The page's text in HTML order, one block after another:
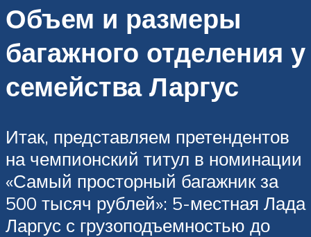
Объем и размеры
багажного отделения у
семейства Ларгус
Итак, представляем претендентов
на чемпионский титул в номинации
«Самый просторный багажник за
500 тысяч рублей»: 5-местная Лада
Ларгус с грузоподъемностью до